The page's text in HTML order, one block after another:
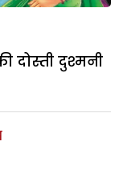
दोस्ती दुश्मनी